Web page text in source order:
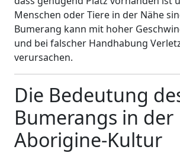
Menschen oder Tiere in der Nähe
Bumerang kann mit hoher
und bei falscher Handhabung
verursachen.
Die Bedeutung
Bumerangs in der
Aborigine-Kultur